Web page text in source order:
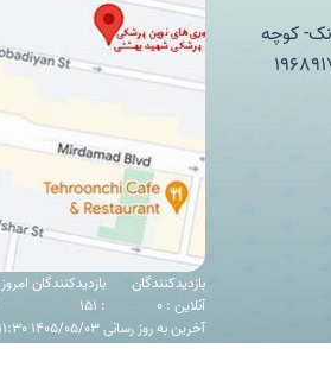
کوچه
بازدیدکنندگان
آنلاین : 0
بازدیدکنندگان امروز
: 151
آخرین به روز رسانی 1405/05/03 11:30